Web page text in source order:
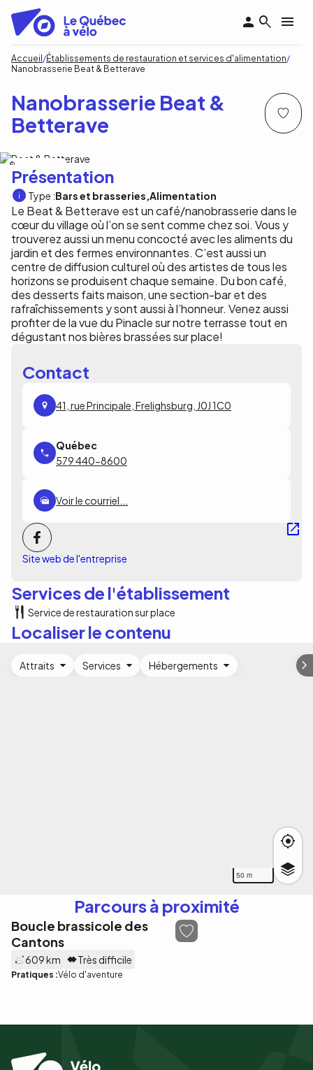
contenu
principal
Fil
Accueil
Établissements de restauration et services d'alimentation
Nanobrasserie Beat & Betterave
Nanobrasserie Beat &
Betterave
Présentation
Type :Bars et brasseries Alimentation
Le Beat & Betterave est un café/nanobrasserie dans le
cœur du village où l’on se sent comme chez soi. Vous y
trouverez aussi un menu concocté avec les aliments du
jardin et des fermes environnantes. C’est aussi un
centre de diffusion culturel où des artistes de tous les
horizons se produisent chaque semaine. Du bon café,
des desserts faits maison, une section-bar et des
rafraîchissements y sont aussi à l’honneur. Venez aussi
profiter de la vue du Pinacle sur notre terrasse tout en
dégustant nos bières brassées sur place!
Contact
41, rue Principale, Frelighsburg, J0J 1C0
579 440-8600
Voir le courriel...
Site web de l'entreprise
Services de l'établissement
Service de restauration sur place
Localiser le contenu
50 m
Attraits Services Hébergements
Parcours à proximité
Boucle brassicole des
Cantons
609 km Très difficile
Pratiques :Vélo d'aventure